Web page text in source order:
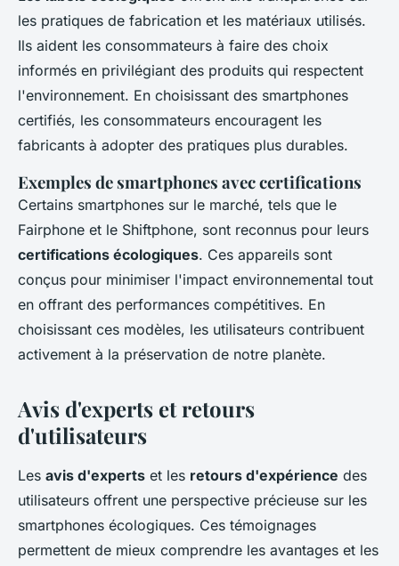
les pratiques de fabrication et les matériaux utilisés.
Ils aident les consommateurs à faire des choix
informés en privilégiant des produits qui respectent
l'environnement. En choisissant des smartphones
certifiés, les consommateurs encouragent les
fabricants à adopter des pratiques plus durables.
Exemples de smartphones avec certifications
Certains smartphones sur le marché, tels que le
Fairphone et le Shiftphone, sont reconnus pour leurs
certifications écologiques. Ces appareils sont
conçus pour minimiser l'impact environnemental tout
en offrant des performances compétitives. En
choisissant ces modèles, les utilisateurs contribuent
activement à la préservation de notre planète.
Avis d'experts et retours
d'utilisateurs
Les avis d'experts et les retours d'expérience des
utilisateurs offrent une perspective précieuse sur les
smartphones écologiques. Ces témoignages
permettent de mieux comprendre les avantages et les